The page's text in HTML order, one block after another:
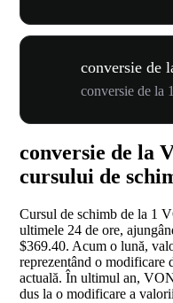
conversie de
conversie de la
conversie de la
cursului de
Cursul de schimb de la 1
ultimele 24 de ore,
$369.40. Acum o lună,
reprezentând o modificare
actuală. În ultimul an,
dus la o modificare a